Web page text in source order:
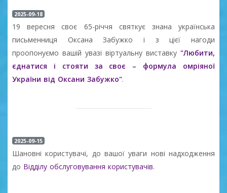
2025-09-18
19 вересня своє 65-річчя святкує знана українська
письменниця Оксана Забужко і з цієї нагоди
проопонуємо вашій увазі віртуальну виставку "Любити,
єднатися і стояти за своє – формула омріяної
України від Оксани Забужко".
2025-09-15
Шановні користувачі, до вашої уваги нові надходження
до Відділу обслуговування користувачів.